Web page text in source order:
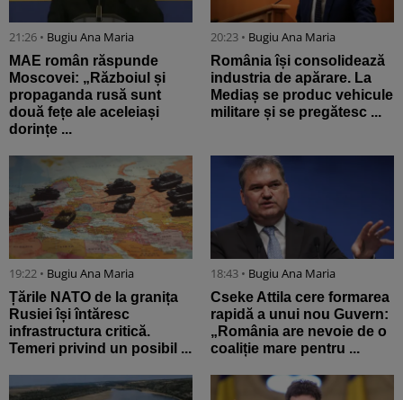
21:26 • Bugiu ⁠Ana Maria
MAE român răspunde
Moscovei: „Războiul și
propaganda rusă sunt
două fețe ale aceleiași
dorințe ...
20:23 • Bugiu ⁠Ana Maria
România își consolidează
industria de apărare. La
Mediaș se produc vehicule
militare și se pregătesc ...
19:22 • Bugiu ⁠Ana Maria
Țările NATO de la granița
Rusiei își întăresc
infrastructura critică.
Temeri privind un posibil ...
18:43 • Bugiu ⁠Ana Maria
Cseke Attila cere formarea
rapidă a unui nou Guvern:
„România are nevoie de o
coaliție mare pentru ...